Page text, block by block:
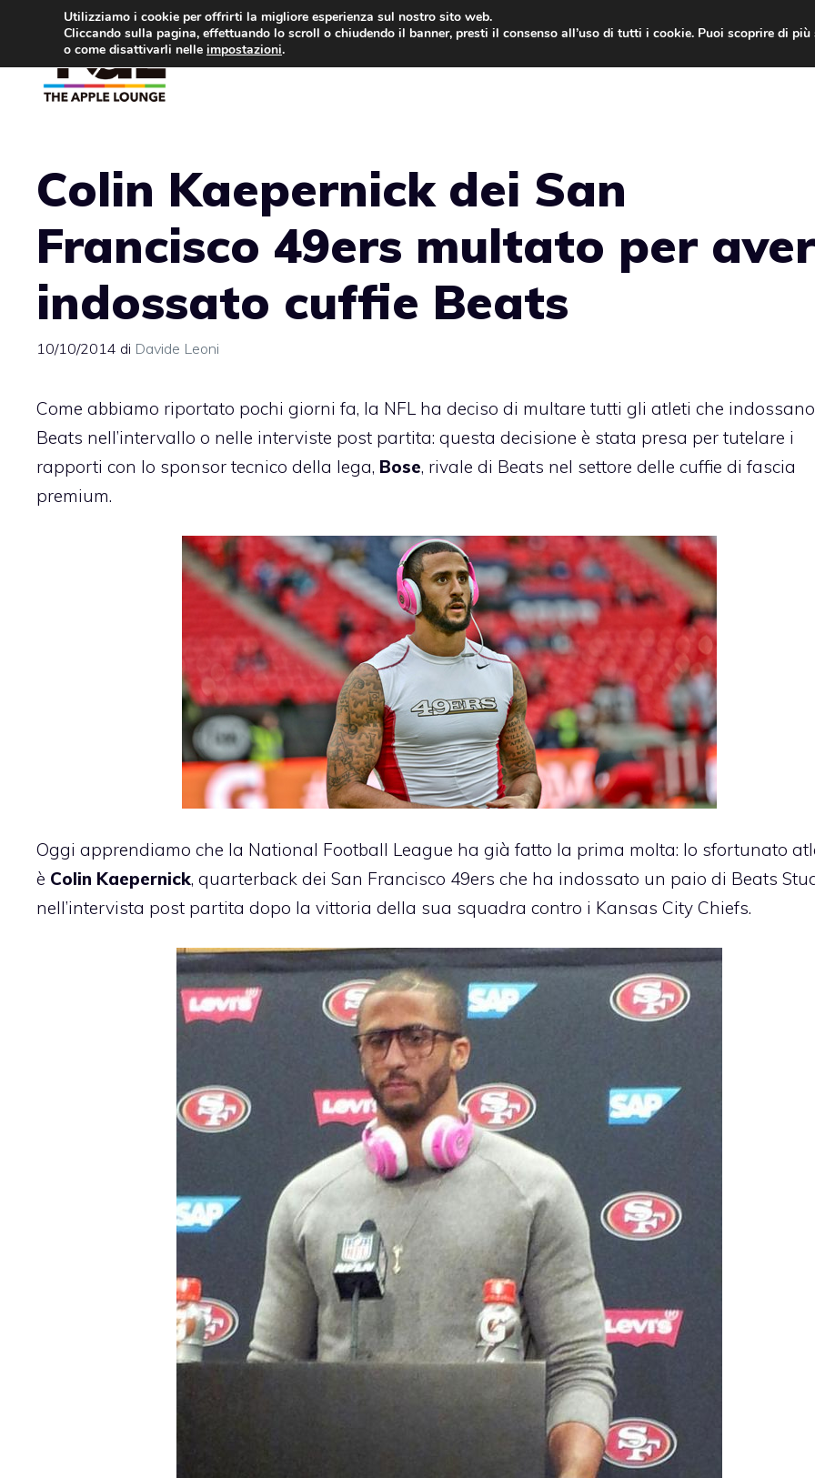
contenuto
Colin Kaepernick dei San
Francisco 49ers multato per aver
indossato cuffie Beats
10/10/2014 di Davide Leoni
Come abbiamo riportato pochi giorni fa, la NFL ha deciso di multare tutti gli atleti che
Beats nell’intervallo o nelle interviste post partita: questa decisione è stata presa per tutelare i
rapporti con lo sponsor tecnico della lega, Bose, rivale di Beats nel settore delle cuffie di fascia
premium.
Oggi apprendiamo che la National Football League ha già fatto la prima molta: lo sfortunato
è Colin Kaepernick, quarterback dei San Francisco 49ers che ha indossato un paio di Beats
nell’intervista post partita dopo la vittoria della sua squadra contro i Kansas City Chiefs.
Utilizziamo i cookie per offrirti la migliore esperienza sul nostro sito web.
Cliccando sulla pagina, effettuando lo scroll o chiudendo il banner, presti il consenso all’uso di tutti i cookie. Puoi scoprire di
o come disattivarli nelle impostazioni.